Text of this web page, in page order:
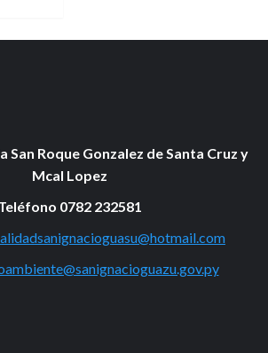
San Roque Gonzalez de Santa Cruz y
Mcal Lopez
0782 232581